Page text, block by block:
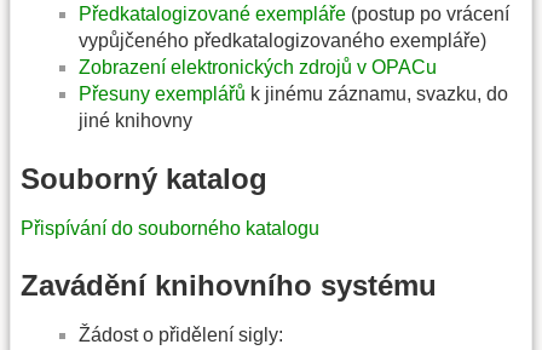
Předkatalogizované exempláře (postup po vrácení
vypůjčeného předkatalogizovaného exempláře)
Zobrazení elektronických zdrojů v OPACu
Přesuny exemplářů k jinému záznamu, svazku, do
jiné knihovny
Souborný katalog
Přispívání do souborného katalogu
Zavádění knihovního systému
Žádost o přidělení sigly: